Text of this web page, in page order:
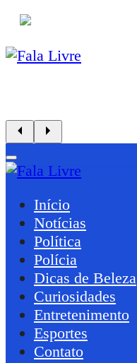
Início
Notícias
Política
Polícia
Dicas de Beleza
Curiosidades
Entretenimento
Esportes
Contato